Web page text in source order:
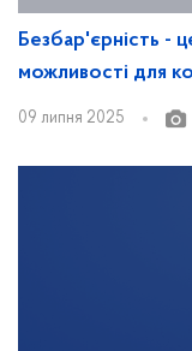
Безбар'єрність -
можливості для
09 липня 2025